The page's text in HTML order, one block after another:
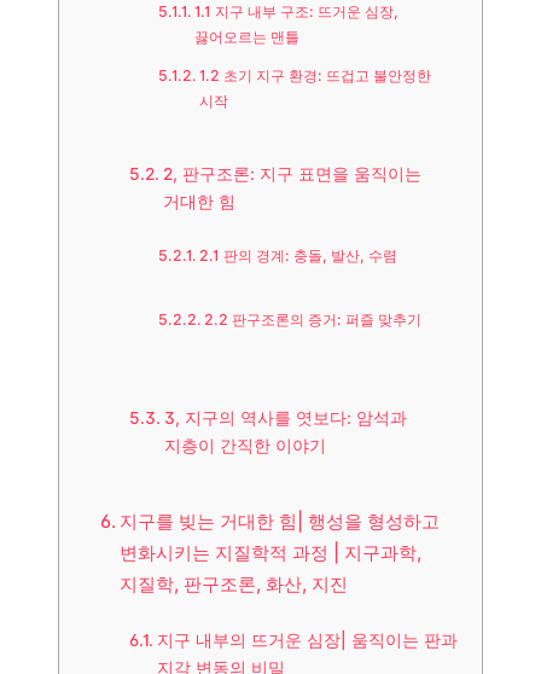
1.1 지구 내부 구조: 뜨거운 심장,
끓어오르는 맨틀
1.2 초기 지구 환경: 뜨겁고 불안정한
시작
2, 판구조론: 지구 표면을 움직이는
거대한 힘
2.1 판의 경계: 충돌, 발산, 수렴
2.2 판구조론의 증거: 퍼즐 맞추기
3, 지구의 역사를 엿보다: 암석과
지층이 간직한 이야기
지구를 빚는 거대한 힘| 행성을 형성하고
변화시키는 지질학적 과정 | 지구과학,
지질학, 판구조론, 화산, 지진
지구 내부의 뜨거운 심장| 움직이는 판과
지각 변동의 비밀